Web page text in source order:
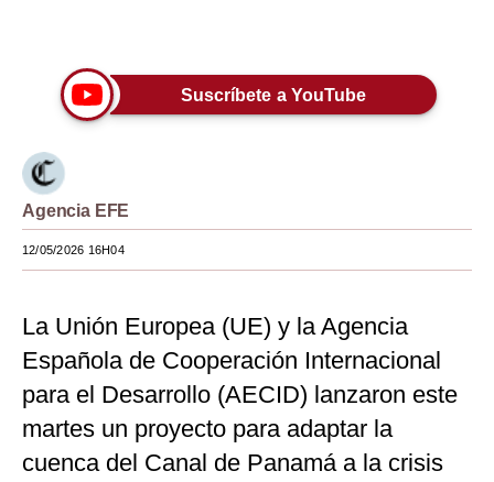
Tendencias
Lujo
Viajes
Moda
Estilos
EEUU
México
España
Internacional
Suscríbete a YouTube
Agencia EFE
12/05/2026 16H04
La Unión Europea (UE) y la Agencia
Española de Cooperación Internacional
para el Desarrollo (AECID) lanzaron este
martes un proyecto para adaptar la
cuenca del Canal de Panamá a la crisis